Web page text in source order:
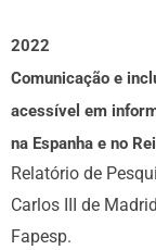
2022
Comunicação e
acessível em
na Espanha e no
Relatório de
Carlos III de
Fapesp.